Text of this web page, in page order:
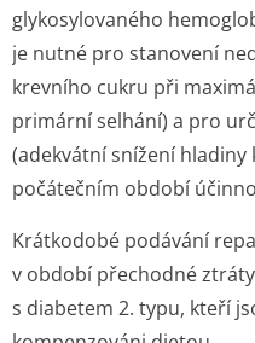
glykosylovaného
je nutné pro stanovení
krevního cukru při
primární selhání) a pro
(adekvátní snížení
počátečním období
Krátkodobé podávání
v období přechodné
s diabetem 2. typu, kteří